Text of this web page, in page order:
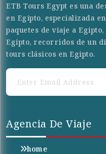
ETB Tours Egypt es una
en Egipto, especializada
paquetes de viaje a
Egipto, recorridos de un
tours clásicos en Egipto.
Agencia De Viaje
home